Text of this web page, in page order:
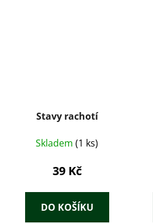
Stavy rachotí
Skladem (1 ks)
39 Kč
DO KOŠÍKU